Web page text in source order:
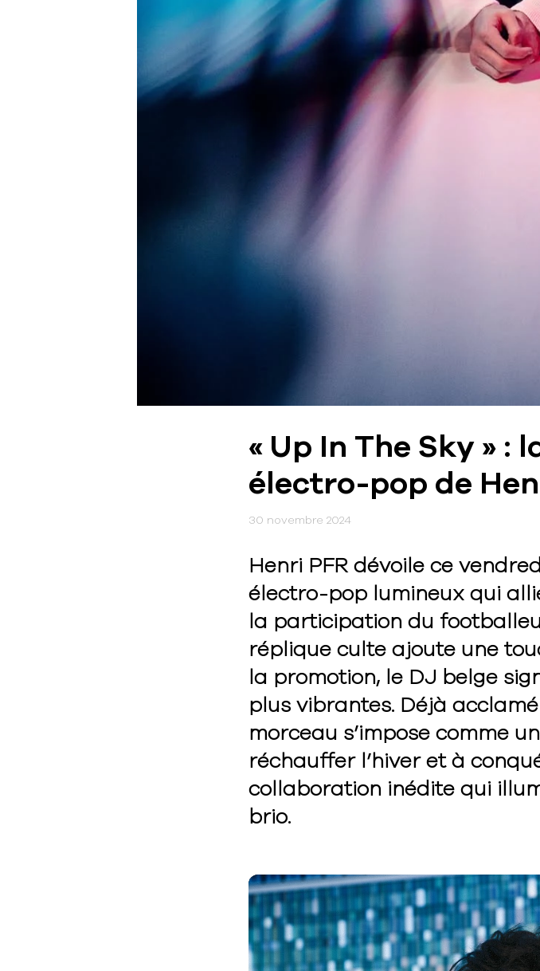
« Up In The Sky » :
électro-pop de
30 novembre 2024
Henri PFR dévoile ce
électro-pop lumineux qui
la participation du
réplique culte ajoute une
la promotion, le DJ belge
plus vibrantes. Déjà
morceau s’impose comme
réchauffer l’hiver et à
collaboration inédite qui
brio.